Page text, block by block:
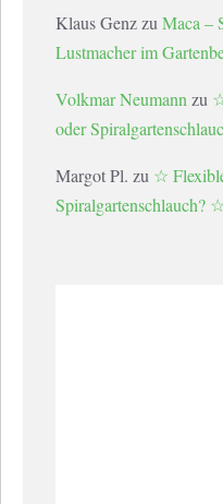
Klaus Genz zu Maca –
Lustmacher im
Volkmar Neumann zu
oder
Margot Pl. zu ☆
Spiralgartenschlauch? ☆